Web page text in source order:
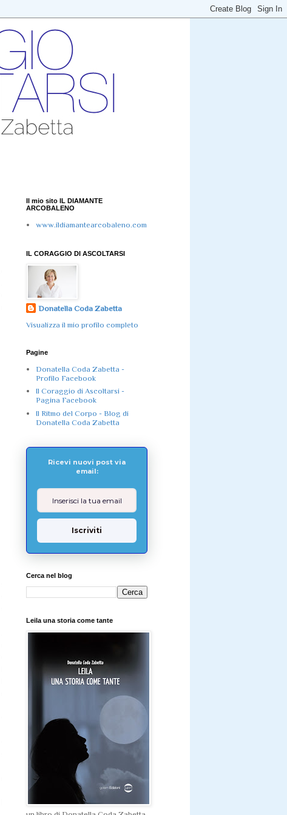
Il mio sito IL DIAMANTE
ARCOBALENO
www.ildiamantearcobaleno.com
IL CORAGGIO DI ASCOLTARSI
Donatella Coda Zabetta
Visualizza il mio profilo completo
Pagine
Donatella Coda Zabetta -
Profilo Facebook
Il Coraggio di Ascoltarsi -
Pagina Facebook
Il Ritmo del Corpo - Blog di
Donatella Coda Zabetta
Ricevi nuovi post via
email:
Iscriviti
Cerca nel blog
Leila una storia come tante